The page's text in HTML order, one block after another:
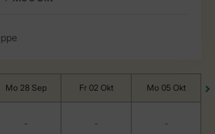
Mo 28 Sep Fr 02 Okt Mo 05 Okt
- - -